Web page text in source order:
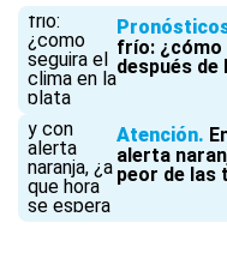
frío: ¿cómo
después
Atención
alerta
peor de las